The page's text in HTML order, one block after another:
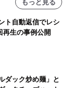
もっと見る
ト自動返信でレシ
再生の事例公開
ダック炒め麺」と